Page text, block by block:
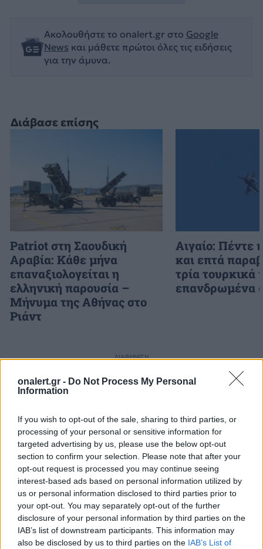
onalert.gr - Do Not Process My Personal
Information
If you wish to opt-out of the sale, sharing to third parties, or
processing of your personal or sensitive information for
targeted advertising by us, please use the below opt-out
section to confirm your selection. Please note that after your
opt-out request is processed you may continue seeing
interest-based ads based on personal information utilized by
us or personal information disclosed to third parties prior to
your opt-out. You may separately opt-out of the further
disclosure of your personal information by third parties on the
IAB’s list of downstream participants. This information may
also be disclosed by us to third parties on the IAB’s List of
Διάβασε επίσης
Patriot στη Σαουδική
Αραβία: Κάθε μήνα
επαναξιολογείται η
ελληνική παρουσία –
Μήνυμα της Αθήνας στο
Ριάντ
Αιγαίο: Πέντε
και επτά
τρία τουρκικά
επανδρωμένα
Ακολουθήστε το onalert.gr στο Google
News και μάθετε πρώτοι όλες τις ειδήσεις
για την άμυνα.
ΔΙΑΦΗΜΙΣΗ